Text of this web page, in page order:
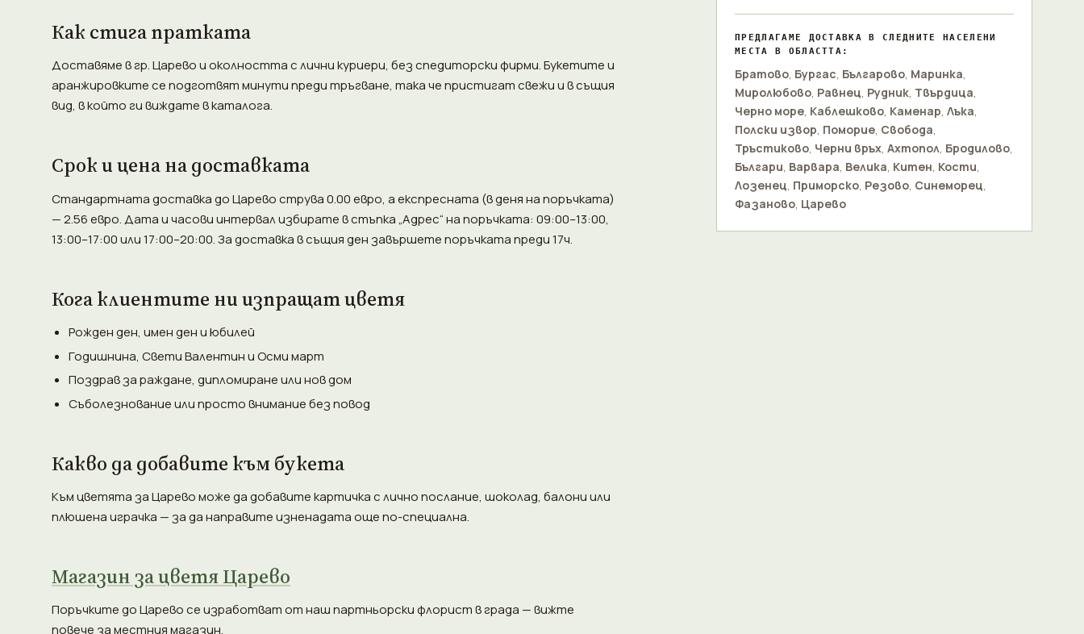
Как стига пратката
Доставяме в гр. Царево и околността с лични куриери, без спедиторски фирми. Букетите и
аранжировките се подготвят минути преди тръгване, така че пристигат свежи и в същия
вид, в който ги виждате в каталога.
Срок и цена на доставката
Стандартната доставка до Царево струва 0.00 евро, а експресната (в деня на поръчката)
— 2.56 евро. Дата и часови интервал избирате в стъпка „Адрес“ на поръчката: 09:00–13:00,
13:00–17:00 или 17:00–20:00. За доставка в същия ден завършете поръчката преди 17ч.
Кога клиентите ни изпращат цветя
Рожден ден, имен ден и юбилей
Годишнина, Свети Валентин и Осми март
Поздрав за раждане, дипломиране или нов дом
Съболезнование или просто внимание без повод
Какво да добавите към букета
Към цветята за Царево може да добавите картичка с лично послание, шоколад, балони или
плюшена играчка — за да направите изненадата още по-специална.
Магазин за цветя Царево
Поръчките до Царево се изработват от наш партньорски флорист в града — вижте
повече за местния магазин.
ПРЕДЛАГАМЕ ДОСТАВКА В СЛЕДНИТЕ НАСЕЛЕНИ
МЕСТА В ОБЛАСТТА:
Братово, Бургас, Българово, Маринка,
Миролюбово, Равнец, Рудник, Твърдица,
Черно море, Каблешково, Каменар, Лъка,
Полски извор, Поморие, Свобода,
Тръстиково, Черни връх, Ахтопол, Бродилово,
Българи, Варвара, Велика, Китен, Кости,
Лозенец, Приморско, Резово, Синеморец,
Фазаново, Царево